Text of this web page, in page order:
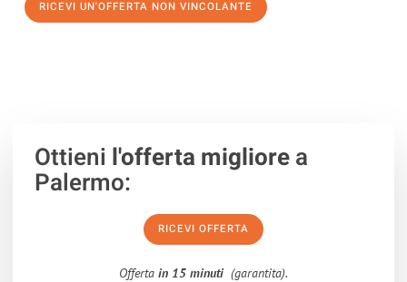
RICEVI UN'OFFERTA NON VINCOLANTE
Ottieni l'offerta migliorea
Palermo:
RICEVI OFFERTA
Offerta in 15 minuti (garantita).